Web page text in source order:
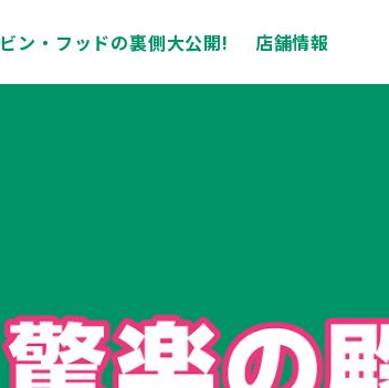
ン・フッドの裏側大公開! 店舗情報